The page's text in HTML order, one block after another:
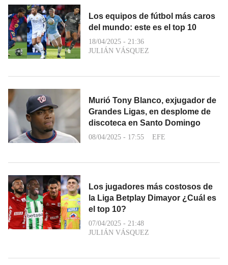
Los equipos de fútbol más caros
del mundo: este es el top 10
18/04/2025 - 21:36
JULIÁN VÁSQUEZ
Murió Tony Blanco, exjugador de
Grandes Ligas, en desplome de
discoteca en Santo Domingo
08/04/2025 - 17:55 EFE
Los jugadores más costosos de
la Liga Betplay Dimayor ¿Cuál es
el top 10?
07/04/2025 - 21:48
JULIÁN VÁSQUEZ